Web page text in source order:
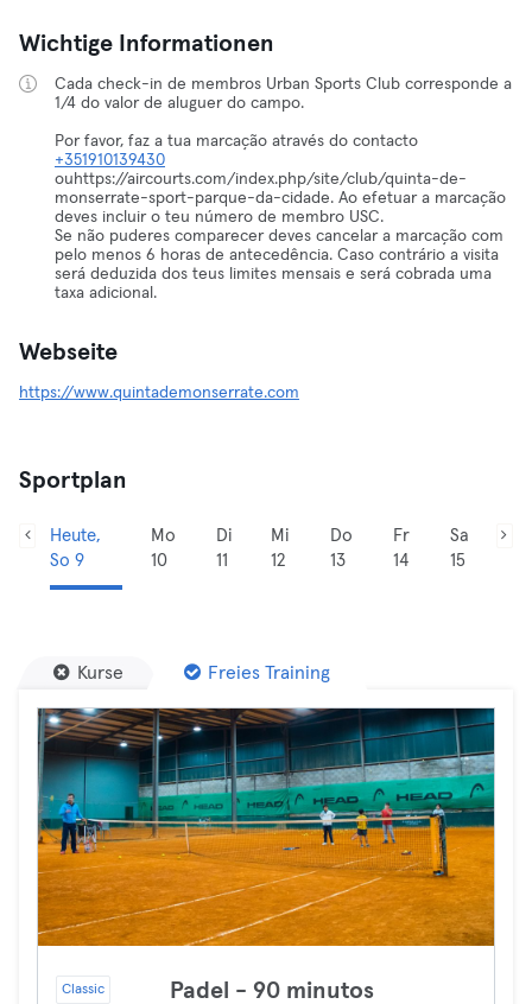
Wichtige Informationen
Cada check-in de membros Urban Sports Club corresponde a
1/4 do valor de aluguer do campo.
Por favor, faz a tua marcação através do contacto
+351910139430
ouhttps://aircourts.com/index.php/site/club/quinta-de-
monserrate-sport-parque-da-cidade. Ao efetuar a marcação
deves incluir o teu número de membro USC.
Se não puderes comparecer deves cancelar a marcação com
pelo menos 6 horas de antecedência. Caso contrário a visita
será deduzida dos teus limites mensais e será cobrada uma
taxa adicional.
Webseite
https://www.quintademonserrate.com
Sportplan
Heute,
So 9
Mo
10
Di
11
Mi
12
Do
13
Fr
14
Sa
15
Kurse Freies Training
Classic Padel - 90 minutos